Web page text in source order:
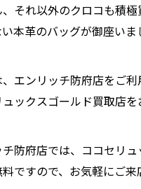
それ以外のクロコも積
本革のバッグが御座い
エンリッチ防府店をご
ュックスゴールド買取店
防府店では、ココセリ
ですので、お気軽にご